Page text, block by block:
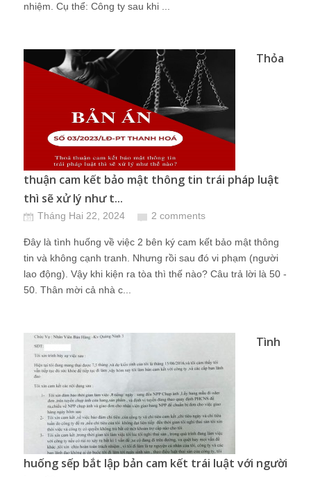
nhiệm. Cụ thể: Công ty sau khi ...
Thỏa
thuận cam kết bảo mật thông tin trái pháp luật
thì sẽ xử lý như t...
Tháng Hai 22, 2024 2 comments
Đây là tình huống về việc 2 bên ký cam kết bảo mật thông
tin và không cạnh tranh. Nhưng rồi sau đó vi phạm (người
lao động). Vậy khi kiện ra tòa thì thế nào? Câu trả lời là 50 -
50. Thân mời cả nhà c...
Tình
huống sếp bắt lập bản cam kết trái luật với người